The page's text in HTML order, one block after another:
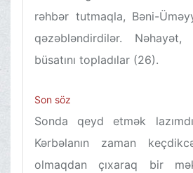
rəhbər tutmaqla, Bəni-
qəzəbləndirdilər. Nəhayət,
büsatını topladılar (26).
Son söz
Sonda qeyd etmək
Kərbəlanın zaman
olmaqdan çıxaraq bir